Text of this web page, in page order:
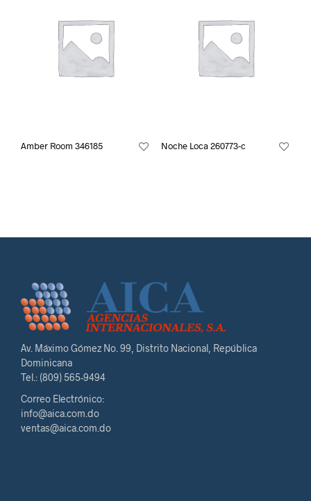
Amber Room 346185 Noche Loca 260773-c
Av. Máximo Gómez No. 99, Distrito Nacional, República
Dominicana
Tel.: (809) 565-9494
Correo Electrónico:
info@aica.com.do
ventas@aica.com.do